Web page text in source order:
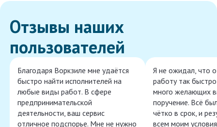
Отзывы наших
пользователей
Благодаря Воркзиле мне удаётся
быстро найти исполнителей на
любые виды работ. В сфере
предпринимательской
деятельности, ваш сервис
отличное подспорье. Мне не нужно
Я не ожидал, что
работу так
много желающих
поручение. Всё
чётко в срок, и
всем моим